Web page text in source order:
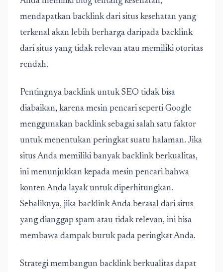
mendapatkan backlink dari situs kesehatan yang
terkenal akan lebih berharga daripada backlink
dari situs yang tidak relevan atau memiliki otoritas
rendah.
Pentingnya backlink untuk SEO tidak bisa
diabaikan, karena mesin pencari seperti Google
menggunakan backlink sebagai salah satu faktor
untuk menentukan peringkat suatu halaman. Jika
situs Anda memiliki banyak backlink berkualitas,
ini menunjukkan kepada mesin pencari bahwa
konten Anda layak untuk diperhitungkan.
Sebaliknya, jika backlink Anda berasal dari situs
yang dianggap spam atau tidak relevan, ini bisa
membawa dampak buruk pada peringkat Anda.
Strategi membangun backlink berkualitas dapat